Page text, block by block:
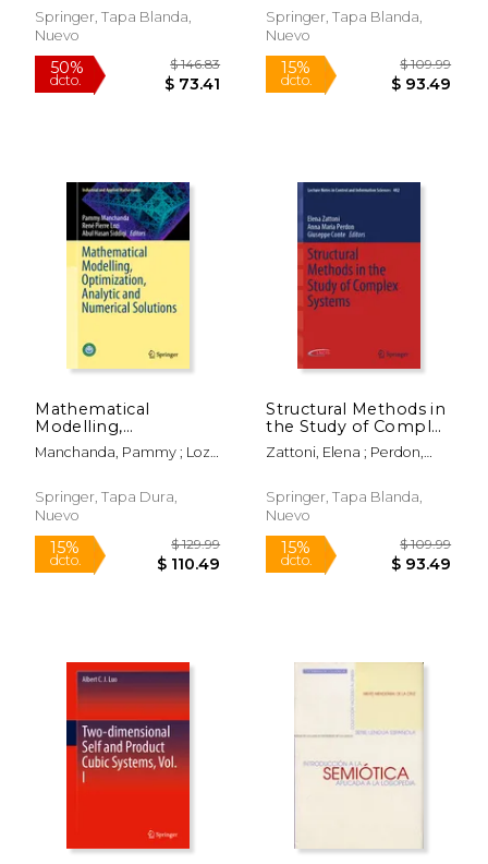
15%
dcto. $ 46.74
50%
dcto. $
Springer, Tapa Blanda,
Nuevo
Controls (en Inglés)
Springer, Tapa Blanda,
Nuevo
Mathematical
Modelling,
Optimization,
Analytic and
(en Inglés)
Manchanda, Pammy ; Lozi,
Hasan
Springer, Tapa Dura,
Nuevo
Structural Methods in
the Study of Complex
Systems (en Inglés)
Zattoni, Elena ; Perdon,
Giuseppe
Springer, Tapa Blanda,
Nuevo